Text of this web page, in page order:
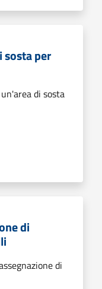
sosta per
di sosta
di
di